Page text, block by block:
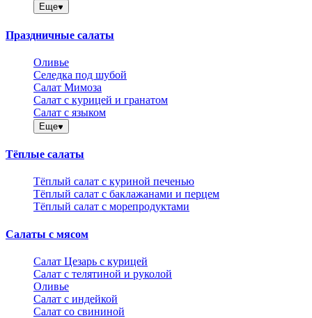
Еще
Праздничные салаты
Оливье
Селедка под шубой
Салат Мимоза
Салат с курицей и гранатом
Салат с языком
Еще
Тёплые салаты
Тёплый салат с куриной печенью
Тёплый салат с баклажанами и перцем
Тёплый салат с морепродуктами
Салаты с мясом
Салат Цезарь с курицей
Салат с телятиной и руколой
Оливье
Салат с индейкой
Салат со свининой